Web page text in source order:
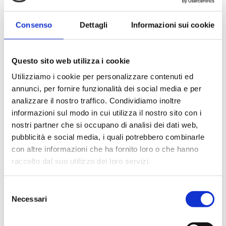
Consenso Dettagli Informazioni sui cookie
Questo sito web utilizza i cookie
Utilizziamo i cookie per personalizzare contenuti ed
annunci, per fornire funzionalità dei social media e per
analizzare il nostro traffico. Condividiamo inoltre
informazioni sul modo in cui utilizza il nostro sito con i
nostri partner che si occupano di analisi dei dati web,
pubblicità e social media, i quali potrebbero combinarle
con altre informazioni che ha fornito loro o che hanno
raccolto dal suo utilizzo dei loro servizi.
delNecessari
Monitoraggio costante
e continuo
Punti di forza
problema, richiede tempo per l’analisi e molte
risorse impiegate, grazie al controllo costante i
tempi di risoluzione si abbreviano fortemente